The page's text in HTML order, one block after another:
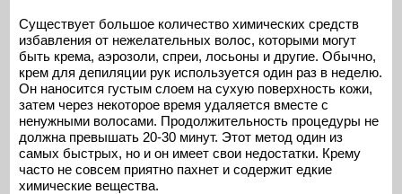
Существует большое количество химических средств
избавления от нежелательных волос, которыми могут
быть крема, аэрозоли, спреи, лосьоны и другие. Обычно,
крем для депиляции рук используется один раз в неделю.
Он наносится густым слоем на сухую поверхность кожи,
затем через некоторое время удаляется вместе с
ненужными волосами. Продолжительность процедуры не
должна превышать 20-30 минут. Этот метод один из
самых быстрых, но и он имеет свои недостатки. Крему
часто не совсем приятно пахнет и содержит едкие
химические вещества.